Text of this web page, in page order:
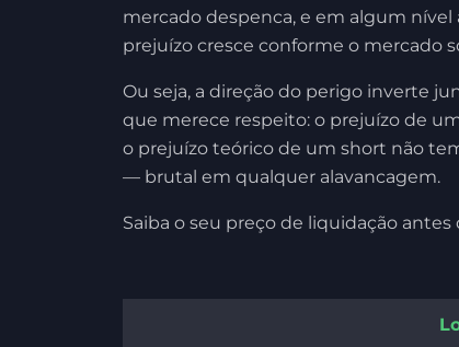
mercado despenca, e em algum
prejuízo cresce conforme o mercado
Ou seja, a direção do perigo inverte
que merece respeito: o prejuízo de
o prejuízo teórico de um short não
— brutal em qualquer alavancagem.
Saiba o seu preço de liquidação